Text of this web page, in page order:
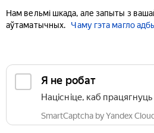
Нам вельмі шкада, але запыты з
аўтаматычных.
Чаму гэта магло
Я не робат
Націсніце, каб працягнуць
SmartCaptcha by Yandex